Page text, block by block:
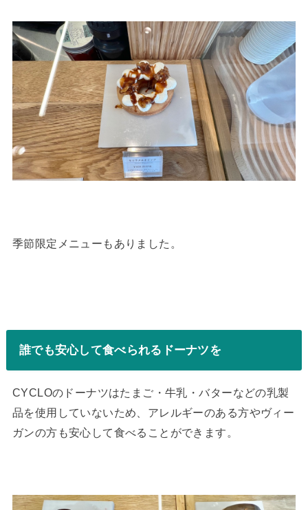
季節限定メニューもありました。
誰でも安心して食べられるドーナツを
CYCLOのドーナツはたまご・牛乳・バターなどの乳製
品を使用していないため、アレルギーのある方やヴィー
ガンの方も安心して食べることができます。